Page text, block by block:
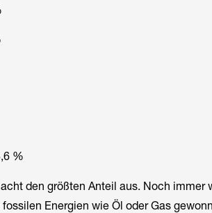
%
den größten Anteil aus. Noch immer
Energien wie Öl oder Gas